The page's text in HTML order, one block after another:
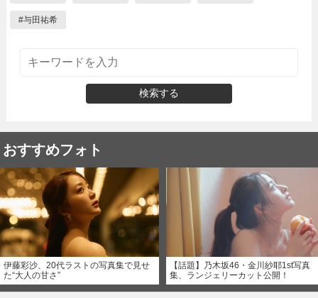
#与田祐希
検索する
おすすめフォト
伊藤彩沙、20代ラストの写真集で見せ
た“大人の甘さ”
【話題】乃木坂46・金川紗耶1st写真
集、ランジェリーカット公開！